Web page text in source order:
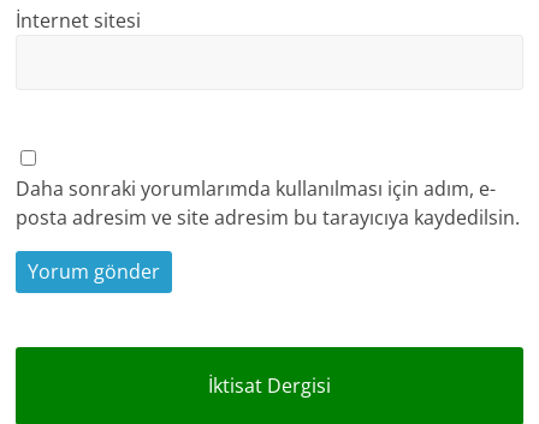
İnternet sitesi
Daha sonraki yorumlarımda kullanılması için adım, e-
posta adresim ve site adresim bu tarayıcıya kaydedilsin.
İktisat Dergisi